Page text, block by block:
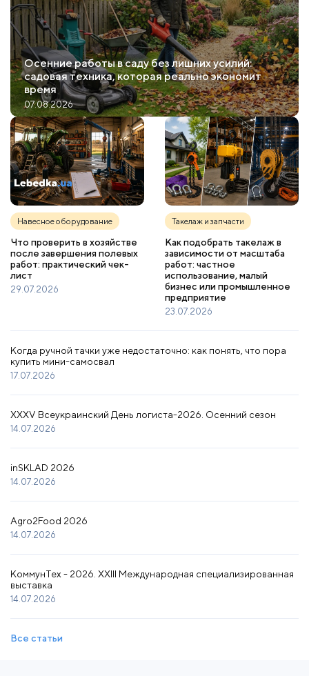
Осенние работы в саду без лишних усилий:
садовая техника, которая реально экономит
время
07.08.2026
Навесное оборудование
Что проверить в хозяйстве
после завершения полевых
работ: практический чек-
лист
29.07.2026
Такелаж и запчасти
Как подобрать такелаж в
зависимости от масштаба
работ: частное
использование, малый
бизнес или промышленное
предприятие
23.07.2026
Когда ручной тачки уже недостаточно: как понять, что пора
купить мини-самосвал
17.07.2026
XXXV Всеукраинский День логиста-2026. Осенний сезон
14.07.2026
inSKLAD 2026
14.07.2026
Agro2Food 2026
14.07.2026
КоммунТех - 2026. XXIII Международная специализированная
выставка
14.07.2026
Все статьи